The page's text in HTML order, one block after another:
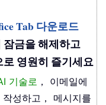
Tab 다운로드
금을 해제하고
영원히 즐기세요
기술로 ， 이메일에
성하고， 메시지를